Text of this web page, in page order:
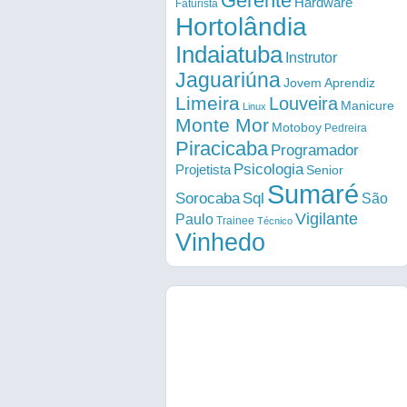
Faturista
Hortolândia
Indaiatuba Instrutor
Jaguariúna Jovem Aprendiz
Limeira Linux Louveira Manicure
Monte Mor Motoboy Pedreira
Piracicaba Programador
Projetista PsicologiaSenior
Sorocaba Sql Sumaré São
Paulo Trainee Técnico Vigilante
Vinhedo